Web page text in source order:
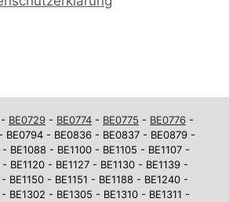
- BE0729 - BE0774 - BE0775 - BE0776 -
- BE0836 - BE0837 - BE0879 -
BE1088 - BE1100 - BE1105 - BE1107 -
- BE1120 - BE1127 - BE1130 - BE1139 -
BE1150 - BE1151 - BE1188 - BE1240 -
BE1302 - BE1305 - BE1310 - BE1311 -